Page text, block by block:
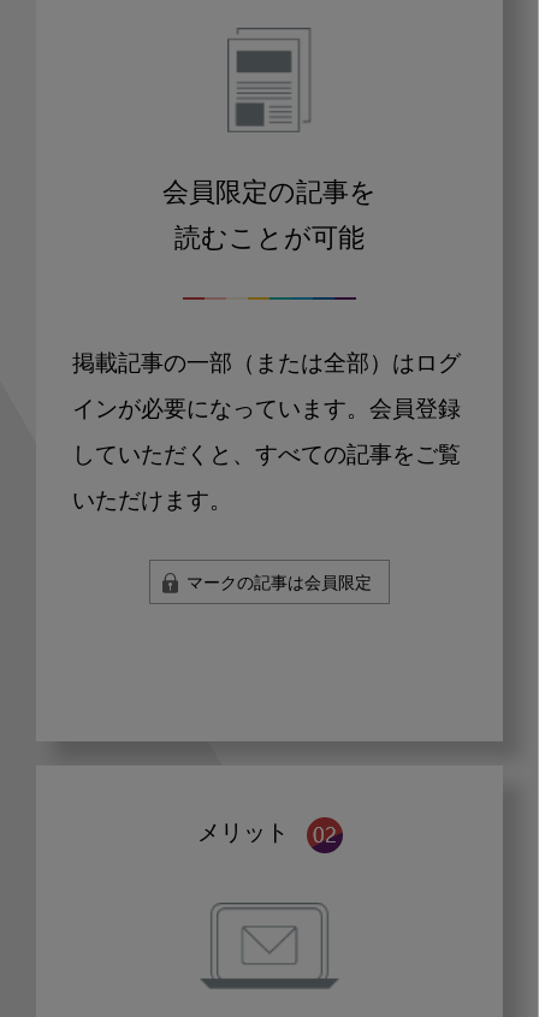
会員限定の記事を
読むことが可能
掲載記事の一部（または全部）はログ
インが必要になっています。会員登録
していただくと、すべての記事をご覧
いただけます。
マークの記事は会員限定
メリット